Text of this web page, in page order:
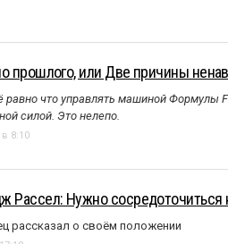
прошлого, или Две причины
равно что управлять машиной Формулы
силой. Это нелепо.
8:10
Рассел: Нужно сосредоточиться
рассказал о своём положении